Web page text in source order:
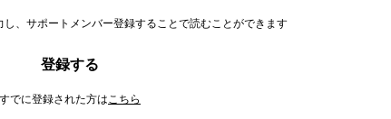
、サポートメンバー登録することで読むことができます
登録する
すでに登録された方は こちら